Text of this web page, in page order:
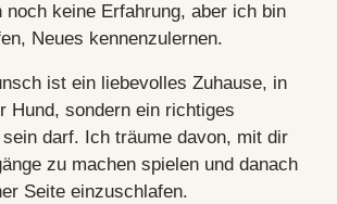
noch keine Erfahrung, aber ich bin
Neues kennenzulernen.
ist ein liebevolles Zuhause, in
Hund, sondern ein richtiges
darf. Ich träume davon, mit dir
zu machen spielen und danach
Seite einzuschlafen.